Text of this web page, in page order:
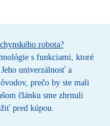
robota?
s funkciami, ktoré
univerzálnosť a
prečo by ste mali
článku sme zhrnuli
pred kúpou.